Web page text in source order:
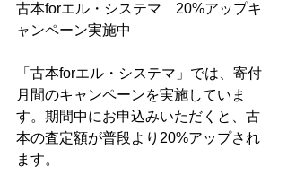
古本forエル・システマ　20%アップキ
ャンペーン実施中
「古本forエル・システマ」では、寄付
月間のキャンペーンを実施していま
す。期間中にお申込みいただくと、古
本の査定額が普段より20%アップされ
ます。